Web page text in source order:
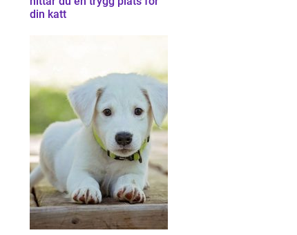
din katt